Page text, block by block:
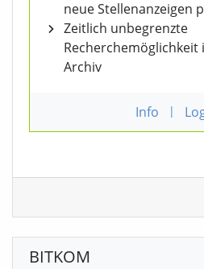
neue Stellenanzeigen
Zeitlich unbegrenzte
Archiv
Info |
BITKOM